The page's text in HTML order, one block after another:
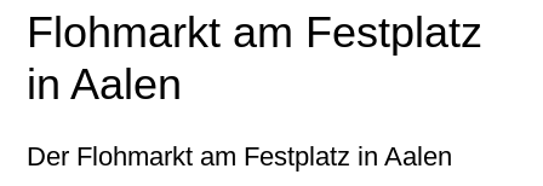
Flohmarkt am Festplatz
in Aalen
Der Flohmarkt am Festplatz in Aalen